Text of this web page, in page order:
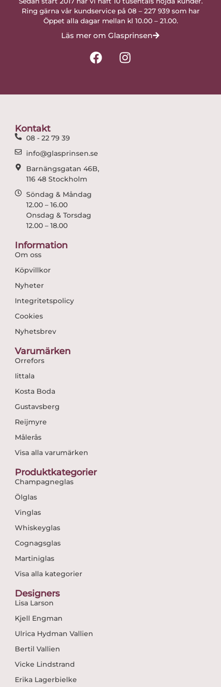
Ring gärna vår kundservice på 08 – 227 939 som har
Öppet alla dagar mellan kl 10.00 – 21.00.
Läs mer om Glasprinsen
F
a
I
n
Kontakt
08 - 22 79 39
info@glasprinsen.se
Barnängsgatan 46B,
116 48 Stockholm
Söndag & Måndag
12.00 – 16.00
Onsdag & Torsdag
12.00 – 18.00
Information
Om oss
Köpvillkor
Nyheter
Integritetspolicy
Cookies
Nyhetsbrev
Varumärken
Orrefors
Iittala
Kosta Boda
Gustavsberg
Reijmyre
Målerås
Visa alla varumärken
Produktkategorier
Champagneglas
Ölglas
Vinglas
Whiskeyglas
Cognagsglas
Martiniglas
Visa alla kategorier
Designers
Lisa Larson
Kjell Engman
Ulrica Hydman Vallien
Bertil Vallien
Vicke Lindstrand
Erika Lagerbielke